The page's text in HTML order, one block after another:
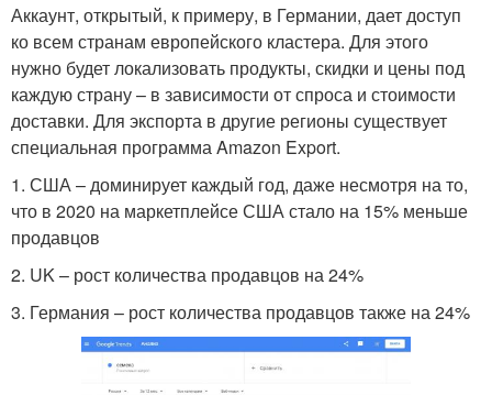
Аккаунт, открытый, к примеру, в Германии, дает доступ
ко всем странам европейского кластера. Для этого
нужно будет локализовать продукты, скидки и цены под
каждую страну – в зависимости от спроса и стоимости
доставки. Для экспорта в другие регионы существует
специальная программа Amazon Export.
1. США – доминирует каждый год, даже несмотря на то,
что в 2020 на маркетплейсе США стало на 15% меньше
продавцов
2. UK – рост количества продавцов на 24%
3. Германия – рост количества продавцов также на 24%